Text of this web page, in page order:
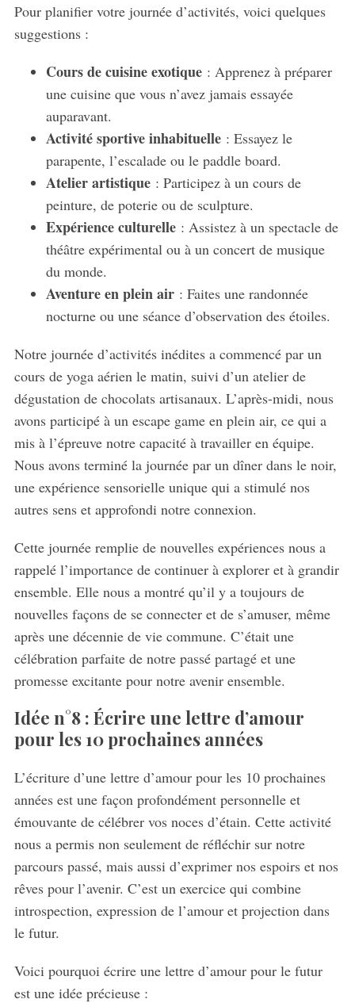
Pour planifier votre journée d’activités, voici quelques
suggestions :
Cours de cuisine exotique: Apprenez à préparer
une cuisine que vous n’avez jamais essayée
auparavant.
Activité sportive inhabituelle: Essayez le
parapente, l’escalade ou le paddle board.
Atelier artistique: Participez à un cours de
peinture, de poterie ou de sculpture.
Expérience culturelle: Assistez à un spectacle de
théâtre expérimental ou à un concert de musique
du monde.
Aventure en plein air: Faites une randonnée
nocturne ou une séance d’observation des étoiles.
Notre journée d’activités inédites a commencé par un
cours de yoga aérien le matin, suivi d’un atelier de
dégustation de chocolats artisanaux. L’après-midi, nous
avons participé à un escape game en plein air, ce qui a
mis à l’épreuve notre capacité à travailler en équipe.
Nous avons terminé la journée par un dîner dans le noir,
une expérience sensorielle unique qui a stimulé nos
autres sens et approfondi notre connexion.
Cette journée remplie de nouvelles expériences nous a
rappelé l’importance de continuer à explorer et à grandir
ensemble. Elle nous a montré qu’il y a toujours de
nouvelles façons de se connecter et de s’amuser, même
après une décennie de vie commune. C’était une
célébration parfaite de notre passé partagé et une
promesse excitante pour notre avenir ensemble.
Idée n°8 : Écrire une lettre d’amour
pour les 10 prochaines années
L’écriture d’une lettre d’amour pour les 10 prochaines
années est une façon profondément personnelle et
émouvante de célébrer vos noces d’étain. Cette activité
nous a permis non seulement de réfléchir sur notre
parcours passé, mais aussi d’exprimer nos espoirs et nos
rêves pour l’avenir. C’est un exercice qui combine
introspection, expression de l’amour et projection dans
le futur.
Voici pourquoi écrire une lettre d’amour pour le futur
est une idée précieuse :